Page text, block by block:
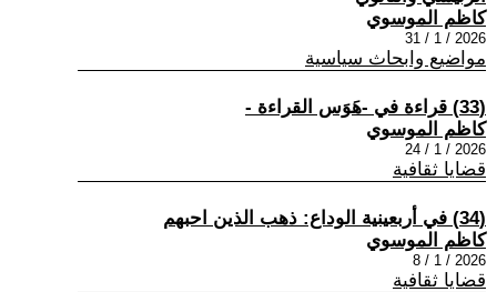
كاظم الموسوي
2026 / 1 / 31
مواضيع وابحاث سياسية
(33) قراءة في -هَوَس القراءة -
كاظم الموسوي
2026 / 1 / 24
قضايا ثقافية
(34) في أربعينية الوداع: ذهب الذين احبهم
كاظم الموسوي
2026 / 1 / 8
قضايا ثقافية